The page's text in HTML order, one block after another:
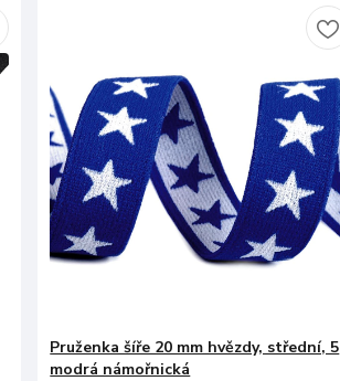
Pruženka šíře 20 mm hvězdy, střední, 5
modrá námořnická